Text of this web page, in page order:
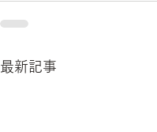
最新記事